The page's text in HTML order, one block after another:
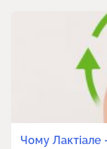
Чому Лактіале